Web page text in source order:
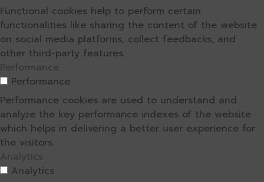
Functional cookies help to perform certain
functionalities like sharing the content of the website
on social media platforms, collect feedbacks, and
other third-party features.
Performance
Performance
Performance cookies are used to understand and
analyze the key performance indexes of the website
which helps in delivering a better user experience for
the visitors.
Analytics
Analytics